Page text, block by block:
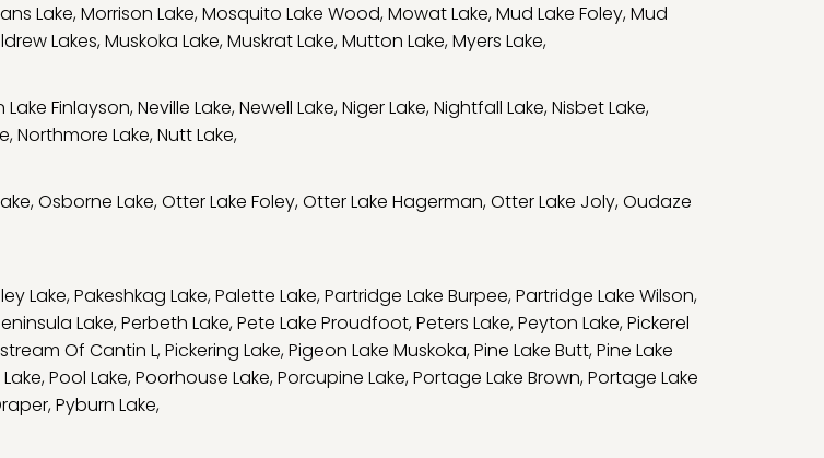
Lake,Morrison Lake,Mosquito Lake Wood,Mowat Lake,Mud Lake Foley,Mud
Lakes,Muskoka Lake,Muskrat Lake,Mutton Lake,Myers Lake,
Lake Finlayson,Neville Lake,Newell Lake,Niger Lake,Nightfall Lake,Nisbet Lake,
,Northmore Lake,Nutt Lake,
,Osborne Lake,Otter Lake Foley,Otter Lake Hagerman,Otter Lake Joly,Oudaze
Lake,Pakeshkag Lake,Palette Lake,Partridge Lake Burpee,Partridge Lake Wilson,
Lake,Perbeth Lake,Pete Lake Proudfoot,Peters Lake,Peyton Lake,Pickerel
Of Cantin L,Pickering Lake,Pigeon Lake Muskoka,Pine Lake Butt,Pine Lake
,Pool Lake,Poorhouse Lake,Porcupine Lake,Portage Lake Brown,Portage Lake
,Pyburn Lake,